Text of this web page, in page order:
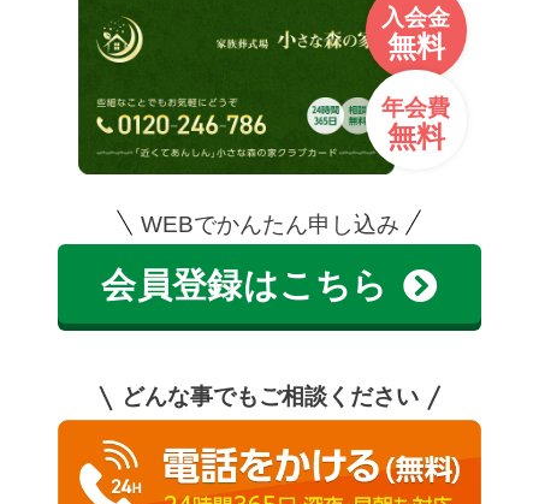
入会金
無料
年会費
無料
WEBでかんたん申し込み
会員登録はこちら
どんな事でもご相談ください